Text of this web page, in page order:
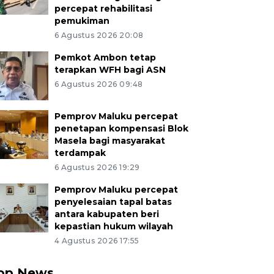
percepat rehabilitasi
pemukiman
6 Agustus 2026 20:08
Pemkot Ambon tetap
terapkan WFH bagi ASN
6 Agustus 2026 09:48
Pemprov Maluku percepat
penetapan kompensasi Blok
Masela bagi masyarakat
terdampak
6 Agustus 2026 19:29
Pemprov Maluku percepat
penyelesaian tapal batas
antara kabupaten beri
kepastian hukum wilayah
4 Agustus 2026 17:55